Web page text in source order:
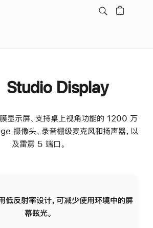
Studio Display
显示屏、支持桌上视角功能的 1200 万
摄像头、录音棚级麦克风和扬声器，以
及雷雳 5 端口。
低反射率设计，可减少使用环境中的屏
幕眩光。